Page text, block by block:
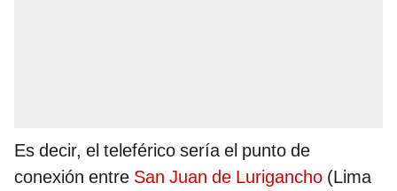
Es decir, el teleférico sería el punto de
conexión entre San Juan de Lurigancho (Lima